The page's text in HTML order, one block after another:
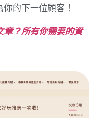
的下一位顧客！
章？所有你需要的資